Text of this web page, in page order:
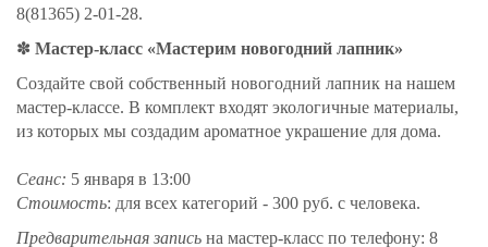
8(81365) 2-01-28.
✽ Мастер-класс «Мастерим новогодний лапник»
Создайте свой собственный новогодний лапник на нашем
мастер-классе. В комплект входят экологичные материалы,
из которых мы создадим ароматное украшение для дома.
Сеанс: 5 января в 13:00
Стоимость: для всех категорий - 300 руб. с человека.
Предварительная запись на мастер-класс по телефону: 8